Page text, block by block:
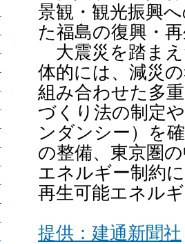
景観・観光振興
た福島の復興・
大震災を踏まえ
体的には、減災
組み合わせた多
づくり法の制定
ンダンシー）を
の整備、東京圏
エネルギー制約
再生可能エネル
提供：建通新聞社